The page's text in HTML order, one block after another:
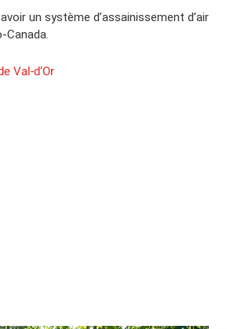
un système d’assainissement d’air
Canada.
Val-d’Or